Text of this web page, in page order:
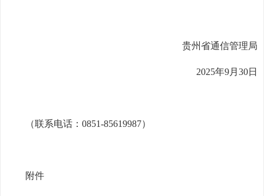
贵州省通信管理局
2025年9月30日
（联系电话：0851-85619987）
附件